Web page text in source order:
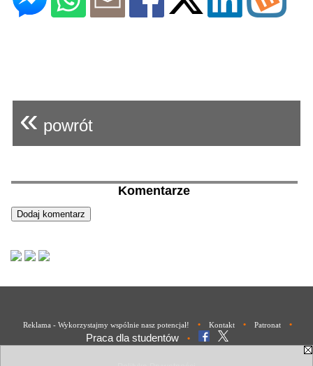
« powrót
Komentarze
Reklama - Wykorzystajmy wspólnie nasz potencjał! • Kontakt • Patronat •
Praca dla studentów •